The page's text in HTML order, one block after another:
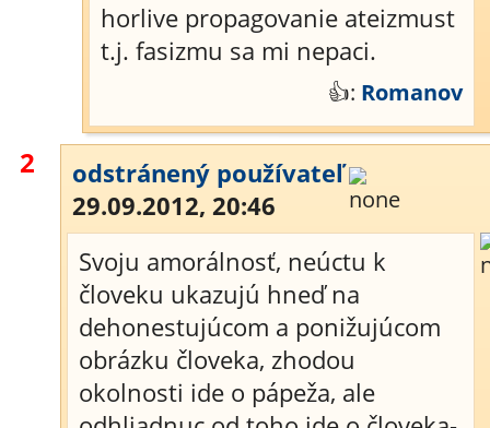
horlive propagovanie ateizmust
t.j. fasizmu sa mi nepaci.
👍: Romanov
2
odstránený používateľ
29.09.2012, 20:46
Svoju amorálnosť, neúctu k
človeku ukazujú hneď na
dehonestujúcom a ponižujúcom
obrázku človeka, zhodou
okolnosti ide o pápeža, ale